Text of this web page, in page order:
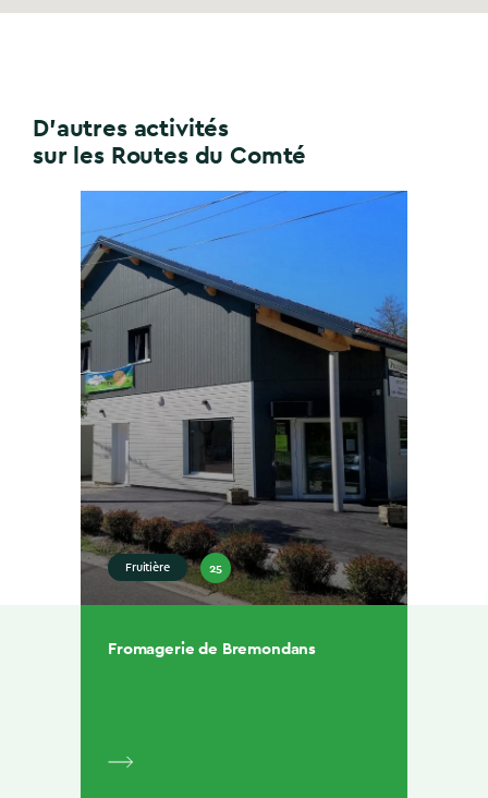
D'autres activités
sur les Routes du Comté
Fruitière 25
Fromagerie de Bremondans